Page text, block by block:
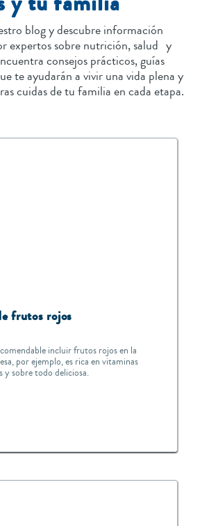
blog y descubre información
expertos sobre nutrición, salud y
consejos prácticos, guías
te ayudarán a vivir una vida plena y
cuidas de tu familia en cada etapa.
frutos rojos
incluir frutos rojos en la
por ejemplo, es rica en vitaminas
y sobre todo deliciosa.